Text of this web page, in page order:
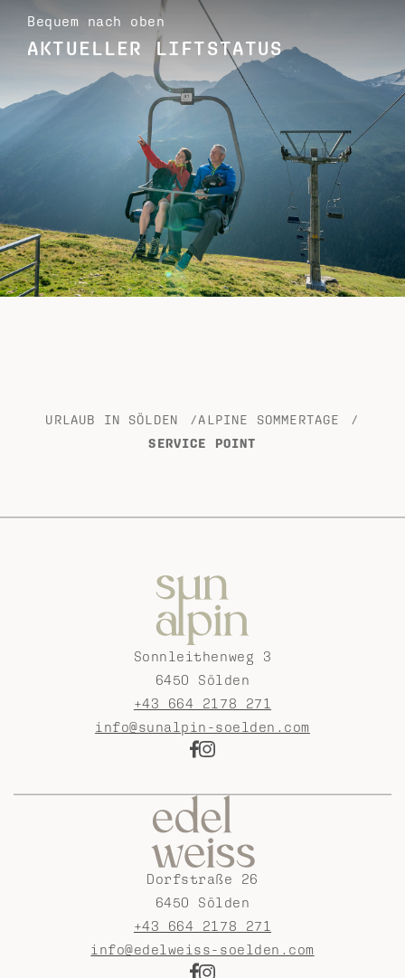
Bequem nach oben
AKTUELLER LIFTSTATUS
URLAUB IN SÖLDEN /ALPINE SOMMERTAGE
/
SERVICE POINT
Sonnleithenweg 3
6450 Sölden
+43 664 2178 271
info@sunalpin-soelden.com
Dorfstraße 26
6450 Sölden
+43 664 2178 271
info@edelweiss-soelden.com